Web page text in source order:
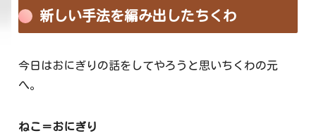
新しい手法を編み出したちくわ
今日はおにぎりの話をしてやろうと思いちくわの元
へ。
ねこ＝おにぎり